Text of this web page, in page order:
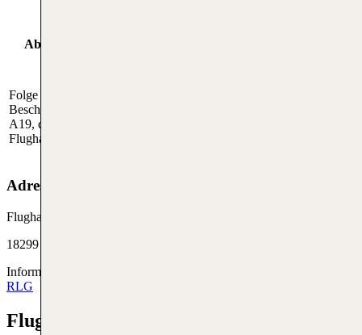
Abreise mit dem Auto
Folge vom Flughafen aus der
Beschilderung zur Autobahn
A19, die direkt vom
Flughafen wegführt.
Adresse vom RLG
Flughafenstraße 1
18299 Laage
Informationen zu den
RLG
Flughafen Rostock Parken